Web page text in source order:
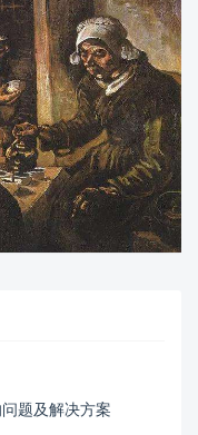
题及解决方案